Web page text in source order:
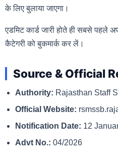
के लिए बुलाया जाएगा।
एडमिट कार्ड जारी होते ही सबसे पहले
कैटेगरी को बुकमार्क कर लें।
Source & Official
Authority: Rajasthan Staff
Official Website:
Notification Date: 12
Advt No.: 04/2026